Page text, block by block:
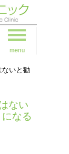
menu
いと勧
ない
なる